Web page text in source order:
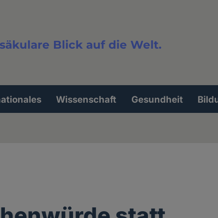
Blick auf die Welt.
Wissenschaft Gesundheit